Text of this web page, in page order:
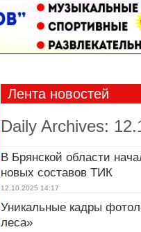
Лента новостей
Daily Archives:
В Брянской области
новых составов ТИК
12.10.2025 14:17
Уникальные кадры
леса»